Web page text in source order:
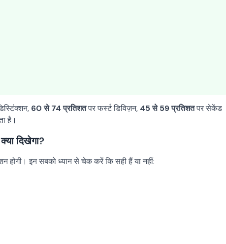
60 से 74 प्रतिशतपर फर्स्ट डिविज़न, 45 से 59 प्रतिशतपर सेकेंड
है।
दिखेगा?
होगी। इन सबको ध्यान से चेक करें कि सही हैं या नहीं: